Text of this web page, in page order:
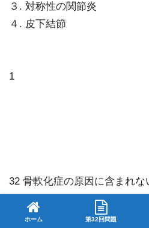
３. 対称性の関節炎
４. 皮下結節
1
32 骨軟化症の原因に含まれな
１. 閉 経
ホーム 第32回問題